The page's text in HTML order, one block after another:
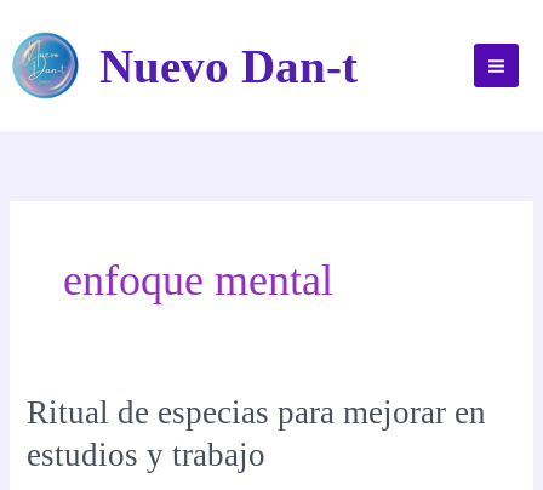
contenido
Nuevo Dan-t
enfoque mental
Ritual de especias para mejorar en
estudios y trabajo